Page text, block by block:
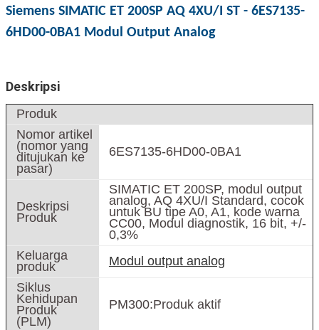
Siemens SIMATIC ET 200SP AQ 4XU/I ST - 6ES7135-
6HD00-0BA1 Modul Output Analog
Deskripsi
Produk
Nomor artikel
(nomor yang
ditujukan ke
pasar)
6ES7135-6HD00-0BA1
Deskripsi
Produk
SIMATIC ET 200SP, modul output
analog, AQ 4XU/I Standard, cocok
untuk BU tipe A0, A1, kode warna
CC00, Modul diagnostik, 16 bit, +/-
0,3%
Keluarga
produk
Modul output analog
Siklus
Kehidupan
Produk
(PLM)
PM300:Produk aktif